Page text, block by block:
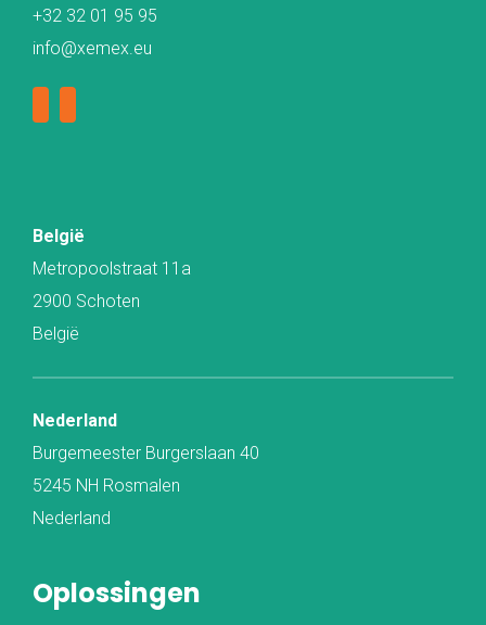
+32 32 01 95 95
info@xemex.eu
België
Metropoolstraat 11a
2900 Schoten
België
Nederland
Burgemeester Burgerslaan 40
5245 NH Rosmalen
Nederland
Oplossingen